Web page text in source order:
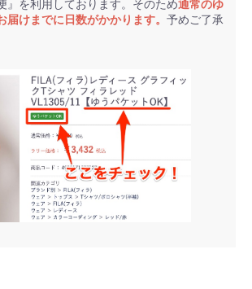
』を利用しております。そのため通常のゆ
届けまでに日数がかかります。 予めご了承